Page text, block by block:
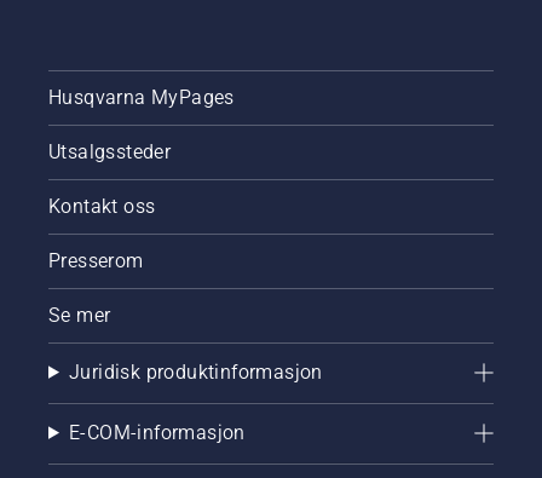
Husqvarna MyPages
Utsalgssteder
Kontakt oss
Presserom
Se mer
Juridisk produktinformasjon
E-COM-informasjon